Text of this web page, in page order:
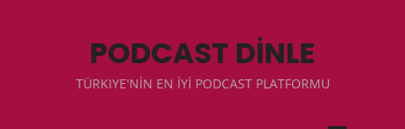
PODCAST DİNLE
TÜRKIYE'NİN EN İYİ PODCAST PLATFORMU